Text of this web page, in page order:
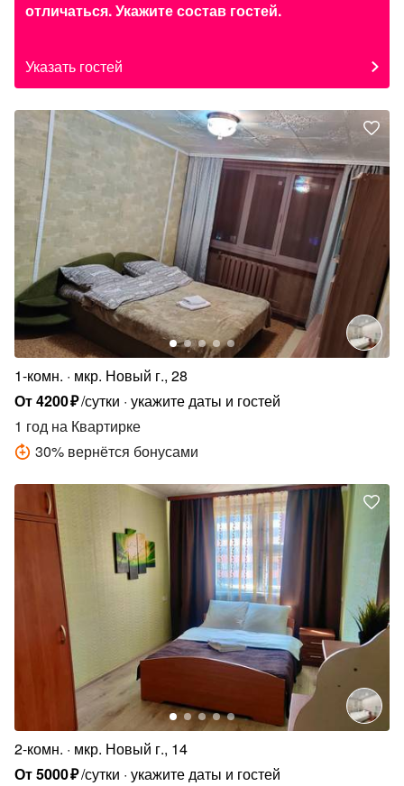
отличаться. Укажите состав гостей.
Указать гостей
1-комн.
мкр. Новый г., 28
От4200₽/сутки укажите даты и гостей
1 год на Квартирке
30% вернётся бонусами
2-комн.
мкр. Новый г., 14
От5000₽/сутки укажите даты и гостей